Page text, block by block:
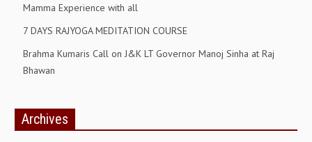
Mamma Experience with all
7 DAYS RAJYOGA MEDITATION COURSE
Brahma Kumaris Call on J&K LT Governor Manoj Sinha at Raj
Bhawan
Archives